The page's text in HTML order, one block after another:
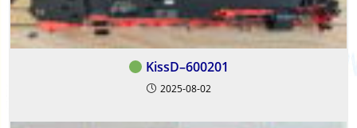
KissD–600201
2025-08-02